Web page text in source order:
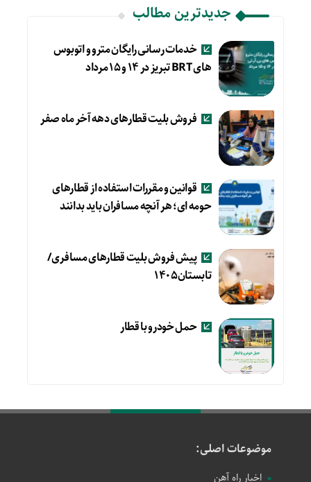
جدیدترین مطالب
خدمات رسانی رایگان مترو و اتوبوس
های BRT تبریز در ۱۴ و ۱۵ مرداد
فروش بلیت قطارهای دهه آخر ماه صفر
قوانین و مقررات استفاده از قطارهای
حومه ای؛ هر آنچه مسافران باید بدانند
پیش فروش بلیت قطارهای مسافری/
تابستان۱۴۰۵
حمل خودرو با قطار
موضوعات اصلی:
اخبار راه آهن